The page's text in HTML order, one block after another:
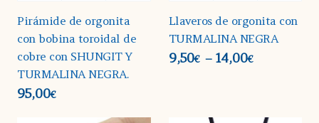
Pirámide de orgonita
con bobina toroidal de
cobre con SHUNGIT Y
TURMALINA NEGRA.
95,00€
Llaveros de orgonita con
TURMALINA NEGRA
9,50€ – 14,00€